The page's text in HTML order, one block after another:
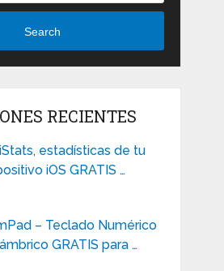
Search
RECIENTES
estadísticas de tu
iOS GRATIS …
– Teclado Numérico
GRATIS para …